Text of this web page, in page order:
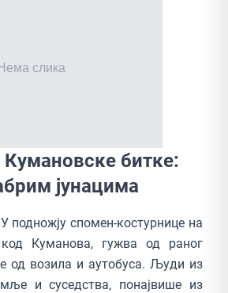
Кумановске битке:
јунацима
подножју спомен-костурнице на
Куманова, гужва од раног
од возила и аутобуса. Људи из
и суседства, понајвише из